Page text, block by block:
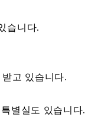
습니다.
고 있습니다.
별실도 있습니다.